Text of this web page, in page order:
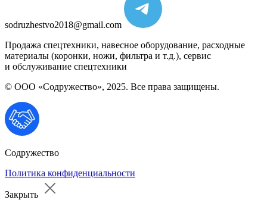
sodruzhestvo2018@gmail.com
Продажа спецтехники, навесное оборудование, расходные
материалы (коронки, ножи, фильтра и т.д.), сервис
и обслуживание спецтехники
© ООО «Содружество», 2025. Все права защищены.
Содружество
Политика конфиденциальности
Закрыть